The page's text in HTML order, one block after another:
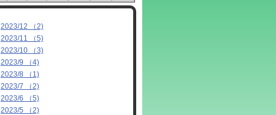
2023/12 （2)
2023/11 （5)
2023/10 （3)
2023/9 （4)
2023/8 （1)
2023/7 （2)
2023/6 （5)
2023/5 （2)